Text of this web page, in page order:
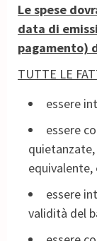
Le spese
data di
pagamento)
TUTTE LE
essere
essere
essere
validità del